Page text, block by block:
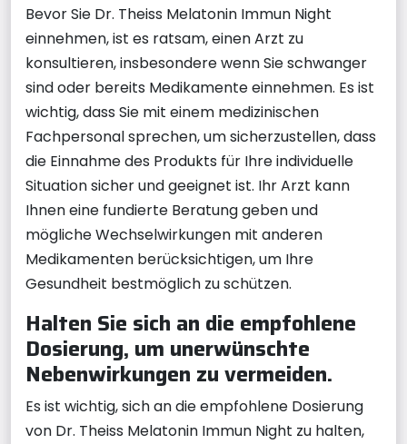
Bevor Sie Dr. Theiss Melatonin Immun Night
einnehmen, ist es ratsam, einen Arzt zu
konsultieren, insbesondere wenn Sie schwanger
sind oder bereits Medikamente einnehmen. Es ist
wichtig, dass Sie mit einem medizinischen
Fachpersonal sprechen, um sicherzustellen, dass
die Einnahme des Produkts für Ihre individuelle
Situation sicher und geeignet ist. Ihr Arzt kann
Ihnen eine fundierte Beratung geben und
mögliche Wechselwirkungen mit anderen
Medikamenten berücksichtigen, um Ihre
Gesundheit bestmöglich zu schützen.
Halten Sie sich an die empfohlene
Dosierung, um unerwünschte
Nebenwirkungen zu vermeiden.
Es ist wichtig, sich an die empfohlene Dosierung
von Dr. Theiss Melatonin Immun Night zu halten,